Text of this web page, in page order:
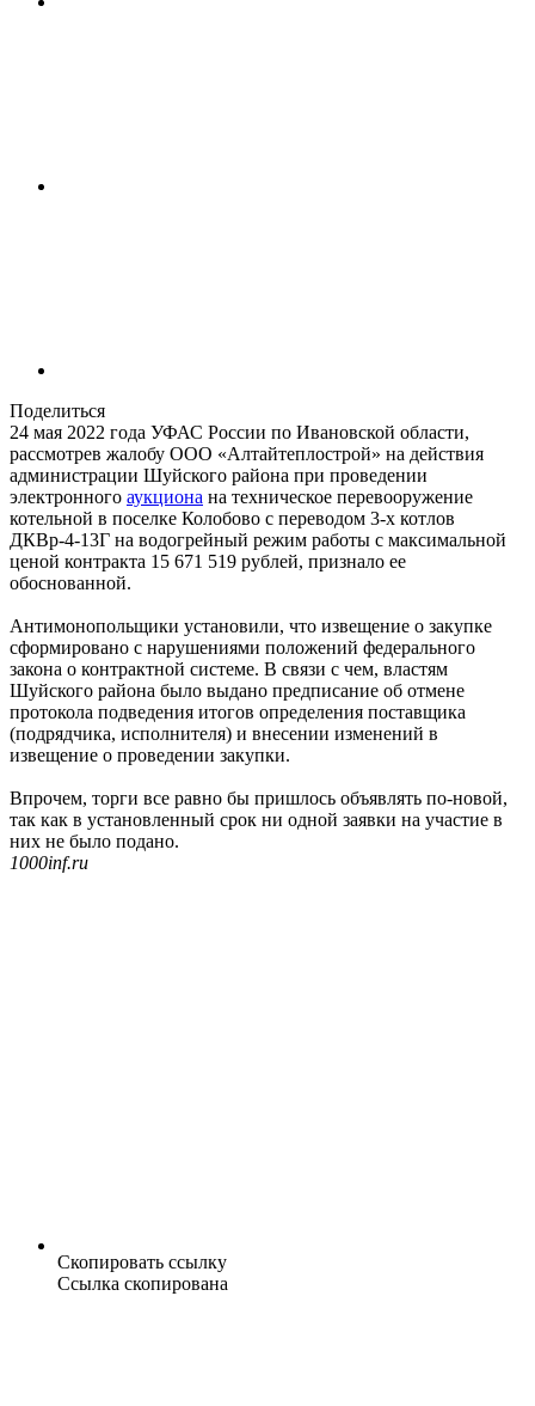
Поделиться
24 мая 2022 года УФАС России по Ивановской области,
рассмотрев жалобу ООО «Алтайтеплострой» на действия
администрации Шуйского района при проведении
электронного аукциона на техническое перевооружение
котельной в поселке Колобово с переводом 3-х котлов
ДКВр-4-13Г на водогрейный режим работы с максимальной
ценой контракта 15 671 519 рублей, признало ее
обоснованной.
Антимонопольщики установили, что извещение о закупке
сформировано с нарушениями положений федерального
закона о контрактной системе. В связи с чем, властям
Шуйского района было выдано предписание об отмене
протокола подведения итогов определения поставщика
(подрядчика, исполнителя) и внесении изменений в
извещение о проведении закупки.
Впрочем, торги все равно бы пришлось объявлять по-новой,
так как в установленный срок ни одной заявки на участие в
них не было подано.
1000inf.ru
Скопировать ссылку
Ссылка скопирована